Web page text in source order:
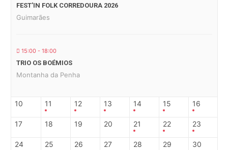
FEST’IN FOLK CORREDOURA 2026
Guimarães
15:00 - 18:00
TRIO OS BOÉMIOS
Montanha da Penha
10 11 12 13 14 15 16
17 18 19 20 21 22 23
24 25 26 27 28 29 30